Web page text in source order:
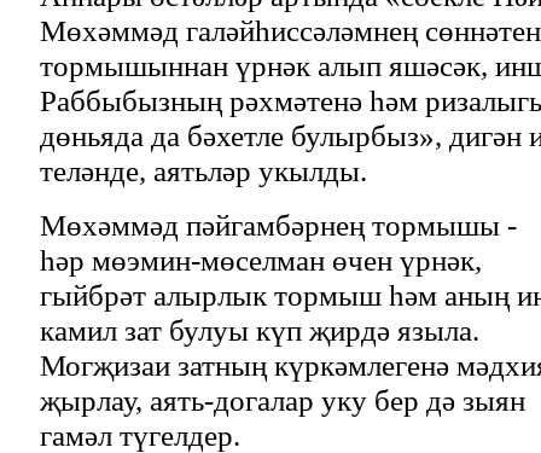
Мөхәммәд галәйһиссәләмнең
тормышыннан үрнәк алып яшәсәк,
Раббыбызның рәхмәтенә һәм
дөньяда да бәхетле булырбыз», дигән
теләнде, аятьләр укылды.
Мөхәммәд пәйгамбәрнең тормышы -
һәр мөэмин-мөселман өчен үрнәк,
гыйбрәт алырлык тормыш һәм аның
камил зат булуы күп җирдә языла.
Могҗизаи затның күркәмлегенә
җырлау, аять-догалар уку бер дә зыян
гамәл түгелдер.